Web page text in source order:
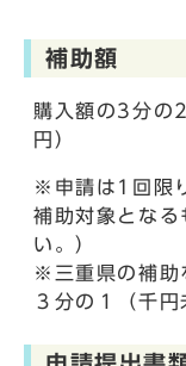
補助額
購入額の3分の
円）
※申請は1回限
補助対象となる
い。）
※三重県の補助
３分の１（千